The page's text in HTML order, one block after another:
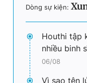
Dòng sự kiện:
Houthi tập
nhiều binh
06/08
Vì sao tên